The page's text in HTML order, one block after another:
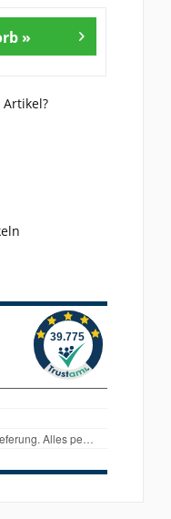
»
Artikel?